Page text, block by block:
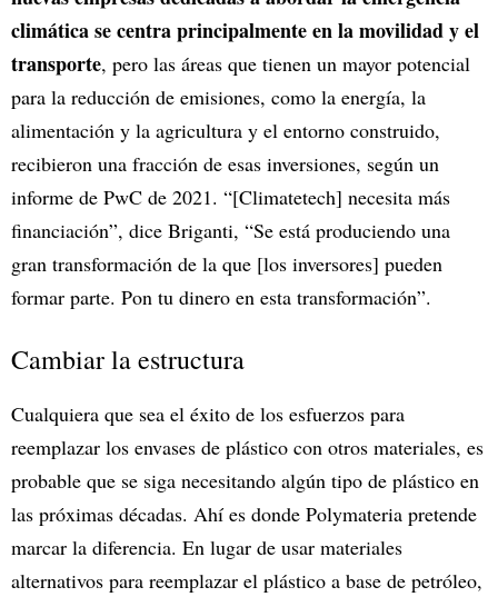
climática se centra principalmente en la movilidad y el
transporte, pero las áreas que tienen un mayor potencial
para la reducción de emisiones, como la energía, la
alimentación y la agricultura y el entorno construido,
recibieron una fracción de esas inversiones, según un
informe de PwC de 2021. “[Climatetech] necesita más
financiación”, dice Briganti, “Se está produciendo una
gran transformación de la que [los inversores] pueden
formar parte. Pon tu dinero en esta transformación”.
Cambiar la estructura
Cualquiera que sea el éxito de los esfuerzos para
reemplazar los envases de plástico con otros materiales, es
probable que se siga necesitando algún tipo de plástico en
las próximas décadas. Ahí es donde Polymateria pretende
marcar la diferencia. En lugar de usar materiales
alternativos para reemplazar el plástico a base de petróleo,